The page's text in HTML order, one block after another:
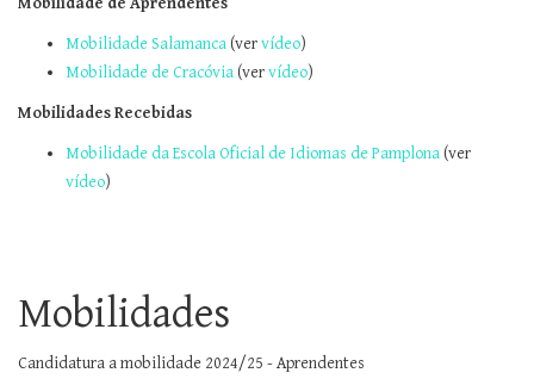
Mobilidade Salamanca (vervídeo)
Mobilidade de Cracóvia (vervídeo)
Mobilidades Recebidas
Mobilidade da Escola Oficial de Idiomas de Pamplona (ver
vídeo)
Mobilidades
Candidatura a mobilidade 2024/25 - Aprendentes